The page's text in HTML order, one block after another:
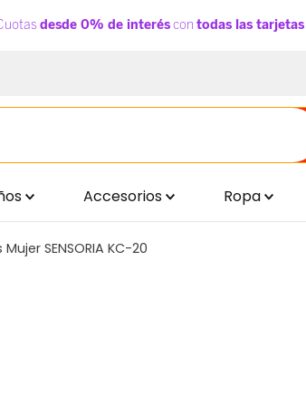
Accesorios Ropa
SENSORIA KC-20